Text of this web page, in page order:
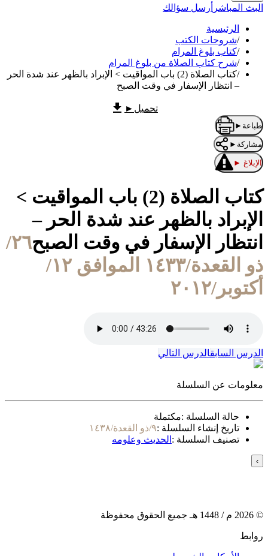
البث المباشر أرسل سؤالك
الرئيسية
/شروحات الكتب
/كتاب بلوغ المرام
/شرح كتاب الصلاة من بلوغ المرام
/
كتاب الصلاة (2) باب المواقيت > الإبراد بالظهر عند شدة الحر
– انتظار الإسفار في وقت الصبح
تحميل ►
طباعة ►
مشاركة ►
الإبلاغ ►
كتاب الصلاة (2) باب المواقيت >
الإبراد بالظهر عند شدة الحر –
انتظار الإسفار في وقت الصبح
٢٦/
ذو القعدة/١٤٣٣ الموافق ١٢/
أكتوبر/٢٠١٢
الدرس السابقالدرس التالي
معلومات عن السلسلة
حالة السلسلة :مكتملة
تاريخ إنشاء السلسلة :٩/ذو القعدة/١٤٣٨
تصنيف السلسلة : الحديث وعلومه
›
©
2026 م / 1448 هـ جميع الحقوق محفوظة
روابط